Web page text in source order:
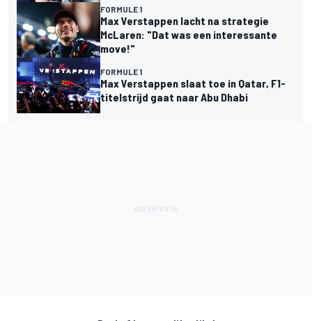
FORMULE 1
Max Verstappen lacht na strategie
McLaren: "Dat was een interessante
move!"
FORMULE 1
Max Verstappen slaat toe in Qatar, F1-
titelstrijd gaat naar Abu Dhabi